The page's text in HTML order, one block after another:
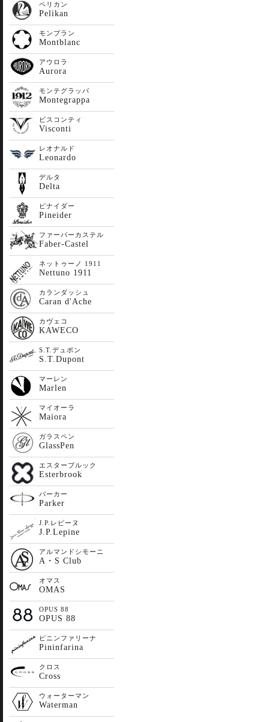
ペリカン
Pelikan
モンブラン
Montblanc
アウロラ
Aurora
モンテグラッパ
Montegrappa
ビスコンティ
Visconti
レオナルド
Leonardo
デルタ
Delta
ピナイダー
Pineider
ファーバーカステル
Faber-Castel
ネットゥーノ 1911
Nettuno 1911
カランダッシュ
Caran d'Ache
カヴェコ
KAWECO
S.T.デュポン
S.T.Dupont
マーレン
Marlen
マイオーラ
Maiora
ガラスペン
GlassPen
エスターブルック
Esterbrook
パーカー
Parker
J.P.レピーヌ
J.P.Lepine
アルマンドシモーニ
A・S Club
オマス
OMAS
OPUS 88
OPUS 88
ピニンファリーナ
Pininfarina
クロス
Cross
ウォーターマン
Waterman